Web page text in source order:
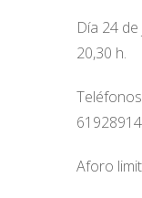
Día 24
20,30 h.
Aforo